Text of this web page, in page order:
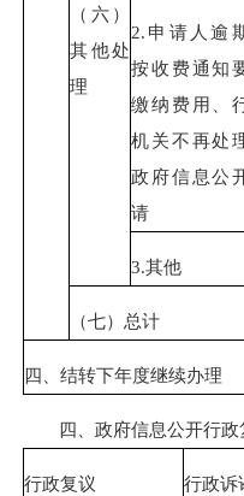
（六）
其他处
理
2.申请人逾
按收费通知
缴纳费用、
机关不再处
政府信息公
请
3.其他
（七）总计
四、结转下年度继续办理
四、政府信息公开行政
行政复议 行政诉